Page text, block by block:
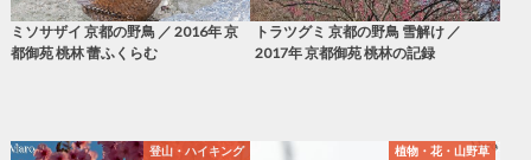
ミソサザイ 京都の野鳥 ／ 2016年 京
都御苑 桃林 蕾ふくらむ
トラツグミ 京都の野鳥 雪解け ／
2017年 京都御苑 桃林の記録
登山・ハイキング 植物・花・山野草